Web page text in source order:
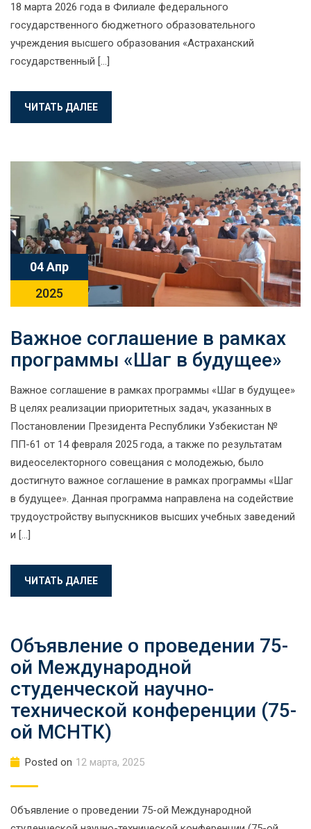
18 марта 2026 года в Филиале федерального
государственного бюджетного образовательного
учреждения высшего образования «Астраханский
государственный […]
ЧИТАТЬ ДАЛЕЕ
04 Апр
2025
Важное соглашение в рамках
программы «Шаг в будущее»
Важное соглашение в рамках программы «Шаг в будущее»
В целях реализации приоритетных задач, указанных в
Постановлении Президента Республики Узбекистан №
ПП-61 от 14 февраля 2025 года, а также по результатам
видеоселекторного совещания с молодежью, было
достигнуто важное соглашение в рамках программы «Шаг
в будущее». Данная программа направлена на содействие
трудоустройству выпускников высших учебных заведений
и […]
ЧИТАТЬ ДАЛЕЕ
Объявление о проведении 75-
ой Международной
студенческой научно-
технической конференции (75-
ой МСНТК)
Posted on 12 марта, 2025
Объявление о проведении 75-ой Международной